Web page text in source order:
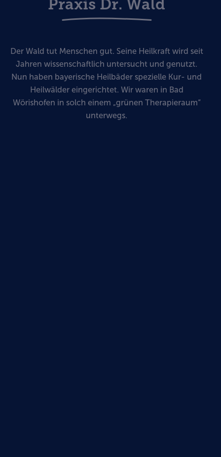
Praxis Dr. Wald
Der Wald tut Menschen gut. Seine Heilkraft wird seit
Jahren wissenschaftlich untersucht und genutzt.
Nun haben bayerische Heilbäder spezielle Kur- und
Heilwälder eingerichtet. Wir waren in Bad
Wörishofen in solch einem „grünen Therapieraum“
unterwegs.